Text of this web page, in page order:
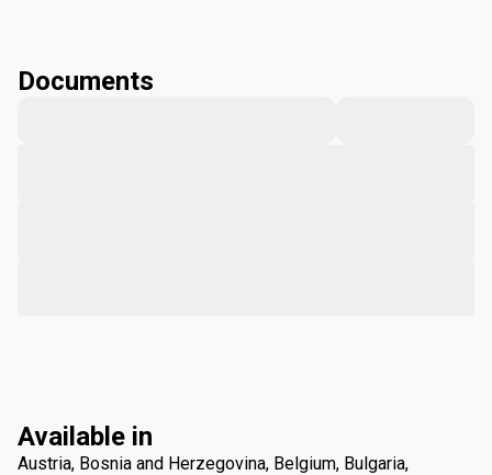
Documents
Available in
Austria, Bosnia and Herzegovina, Belgium, Bulgaria,